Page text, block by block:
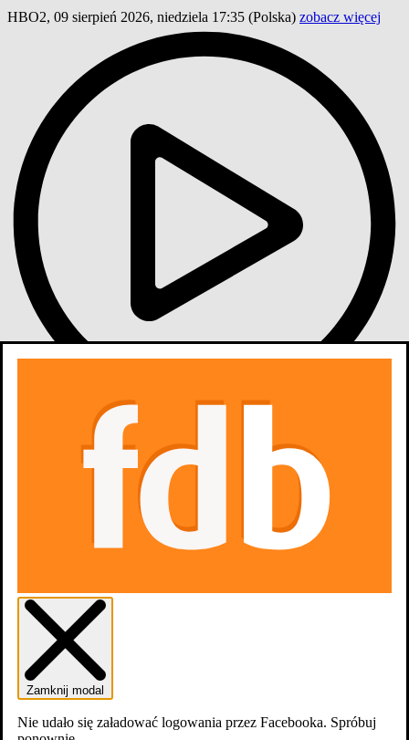
HBO2, 09 sierpień 2026, niedziela 17:35 (Polska) zobacz więcej
Gdzie obejrzeć
zobacz więcej
Zamknij modal
Nie udało się załadować logowania przez Facebooka. Spróbuj